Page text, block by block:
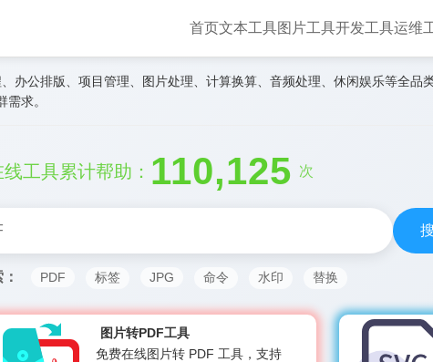
首页文本工具图片工具开发工具运维
办公排版、项目管理、图片处理、计算换算、音频处理、休闲娱乐等全品
求。
线工具累计帮助： 110,125 次
PDF 标签 JPG 命令 水印 替换
图片转PDF工具
免费在线图片转 PDF 工具，支持